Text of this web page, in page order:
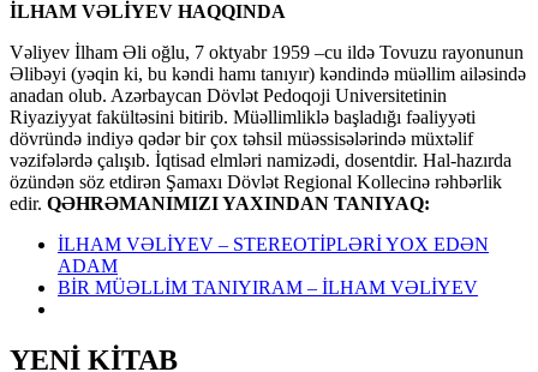
İLHAM VƏLİYEV HAQQINDA
Vəliyev İlham Əli oğlu, 7 oktyabr 1959 –cu ildə Tovuzu rayonunun
Əlibəyi (yəqin ki, bu kəndi hamı tanıyır) kəndində müəllim ailəsində
anadan olub. Azərbaycan Dövlət Pedoqoji Universitetinin
Riyaziyyat fakültəsini bitirib. Müəllimliklə başladığı fəaliyyəti
dövründə indiyə qədər bir çox təhsil müəssisələrində müxtəlif
vəzifələrdə çalışıb. İqtisad elmləri namizədi, dosentdir. Hal-hazırda
özündən söz etdirən Şamaxı Dövlət Regional Kollecinə rəhbərlik
edir. QƏHRƏMANIMIZI YAXINDAN TANIYAQ:
İLHAM VƏLİYEV – STEREOTİPLƏRİ YOX EDƏN
ADAM
BİR MÜƏLLİM TANIYIRAM – İLHAM VƏLİYEV
YENİ KİTAB